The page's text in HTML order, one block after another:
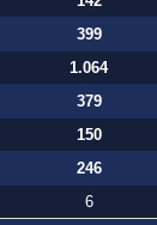
399
1.064
379
150
246
6